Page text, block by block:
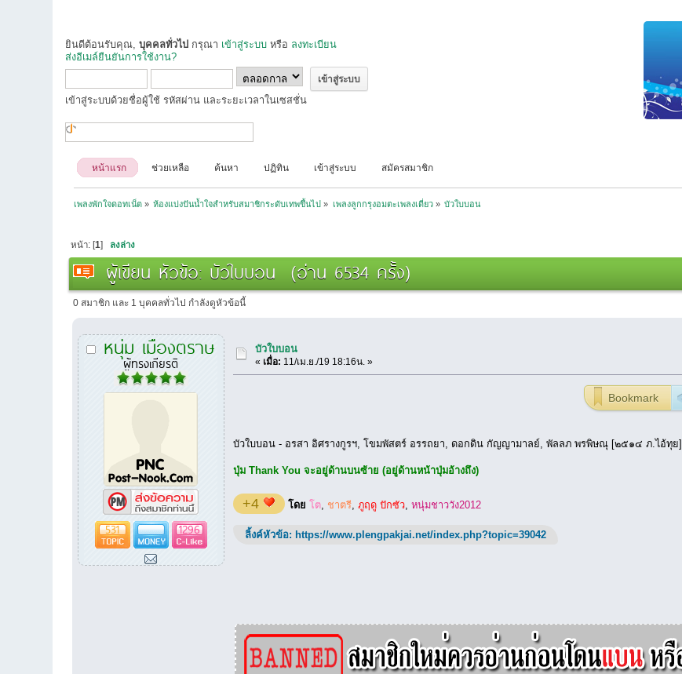
ยินดีต้อนรับคุณ,บุคคลทั่วไป กรุณา เข้าสู่ระบบ หรือ ลงทะเบียน
ส่งอีเมล์ยืนยันการใช้งาน?
เข้าสู่ระบบด้วยชื่อผู้ใช้ รหัสผ่าน และระยะเวลาในเซสชั่น
หน้าแรก ช่วยเหลือ ค้นหา ปฏิทิน เข้าสู่ระบบ สมัครสมาชิก
เพลงพักใจดอทเน็ต» ห้องแบ่งปันน้ำใจสำหรับสมาชิกระดับเทพขึ้นไป » เพลงลูกกรุงอมตะเพลงเดี่ยว» บัวใบบอน
หน้า: [1] ลงล่าง
ผู้เขียน หัวข้อ: บัวใบบอน (อ่าน 6534 ครั้ง)
0 สมาชิก และ 1 บุคคลทั่วไป กำลังดูหัวข้อนี้
หนุ่ม เมืองตราษ
ผู้ทรงเกียรติ
531 1296
บัวใบบอน
« เมื่อ: 11/เม.ย./19 18:16น. »
Bookmark
บัวใบบอน - อรสา อิศรางกูรฯ, โขมพัสตร์ อรรถยา, ดอกดิน กัญญามาลย์, พัลลภ พรพิษณุ [๒๕๑๔ ภ.ไอ้ทุย]
ปุ่ม Thank You จะอยู่ด้านบนซ้าย (อยู่ด้านหน้าปุ่มอ้างถึง)
+4 โดย โต ชาตรี ภูฤดู ปักซัว หนุ่มชาววัง2012
ลิ้งค์หัวข้อ: https://www.plengpakjai.net/index.php?topic=39042